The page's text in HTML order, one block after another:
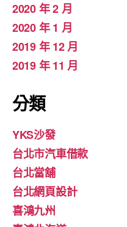
2020 年 2 月
2020 年 1 月
2019 年 12 月
2019 年 11 月
分類
YKS沙發
台北市汽車借款
台北當舖
台北網頁設計
喜鴻九州